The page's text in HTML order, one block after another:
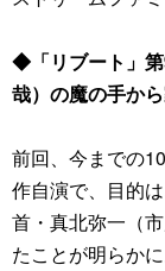
◆「リブート」
哉）の魔の手か
前回、今までの
作自演で、目的
首・真北弥一（
たことが明らか